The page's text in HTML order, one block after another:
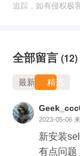
追踪，如有侵权极
全部留言 (12)
最新 精选
2023-05-06
新安装
有点问题